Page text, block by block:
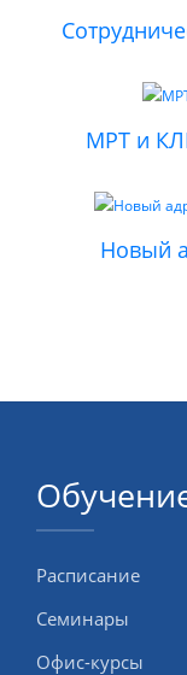
МРТ и
Новый
Расписание
Семинары
Офис-курсы